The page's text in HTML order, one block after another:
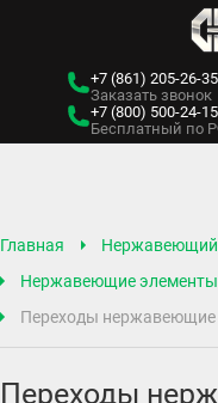
+7 (861) 205-26-35
Заказать звонок
+7 (800) 500-24-15
Бесплатный по
Главная
Нержавеющий
Нержавеющие элементы
Переходы нержавеющие
Переходы